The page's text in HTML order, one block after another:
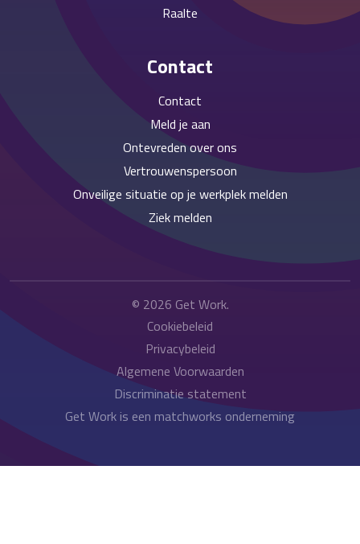
Raalte
Contact
Contact
Meld je aan
Ontevreden over ons
Vertrouwenspersoon
Onveilige situatie op je werkplek melden
Ziek melden
© 2026 Get Work.
Cookiebeleid
Privacybeleid
Algemene Voorwaarden
Discriminatie statement
Get Work is een matchworks onderneming